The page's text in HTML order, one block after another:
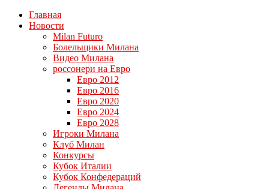
Главная
Новости
Milan Futuro
Болельщики Милана
Видео Милана
россонери на Евро
Евро 2012
Евро 2016
Евро 2020
Евро 2024
Евро 2028
Игроки Милана
Клуб Милан
Конкурсы
Кубок Италии
Кубок Конфедераций